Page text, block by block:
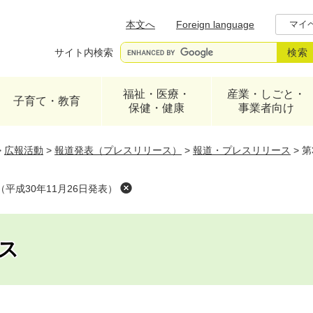
本文へ
Foreign language マイ
サイト内検索
子育て・教育
福祉・医療・
保健・健康
産業・しごと・
事業者向け
広報活動 > 報道発表（プレスリリース） > 報道・プレスリリース >
成30年11月26日発表）